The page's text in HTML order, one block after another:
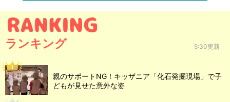
ランキング 5:30更新
親のサポートNG！キッザニア「化石発掘現場」で子
どもが見せた意外な姿